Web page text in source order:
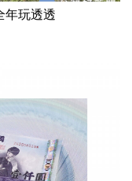
玩透透